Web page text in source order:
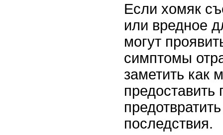
Если хомяк
или вредное
могут
симптомы
заметить как
последствия.